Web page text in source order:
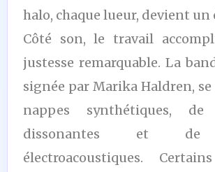
halo, chaque lueur, devient un
Côté son, le travail
justesse remarquable. La
signée par Marika Haldren, se
nappes synthétiques, de
dissonantes et de
électroacoustiques.